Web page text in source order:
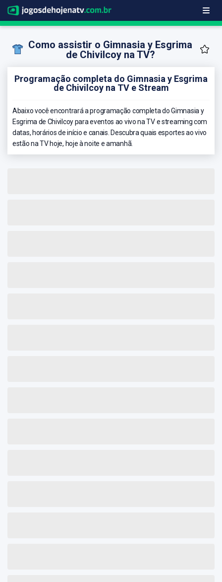
Como assistir o Gimnasia y Esgrima
de Chivilcoy na TV?
Programação completa do Gimnasia y Esgrima
de Chivilcoy na TV e Stream
Abaixo você encontrará a programação completa do Gimnasia y
Esgrima de Chivilcoy para eventos ao vivo na TV e streaming com
datas, horários de início e canais. Descubra quais esportes ao vivo
estão na TV hoje, hoje à noite e amanhã.